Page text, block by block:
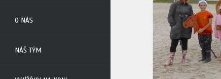
O NÁS
NÁŠ TÝM